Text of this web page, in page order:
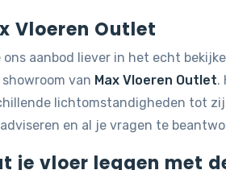
Vloeren Outlet
ons aanbod liever in het echt
van Max Vloeren Outlet.
lichtomstandigheden tot
en al je vragen te
je vloer leggen met